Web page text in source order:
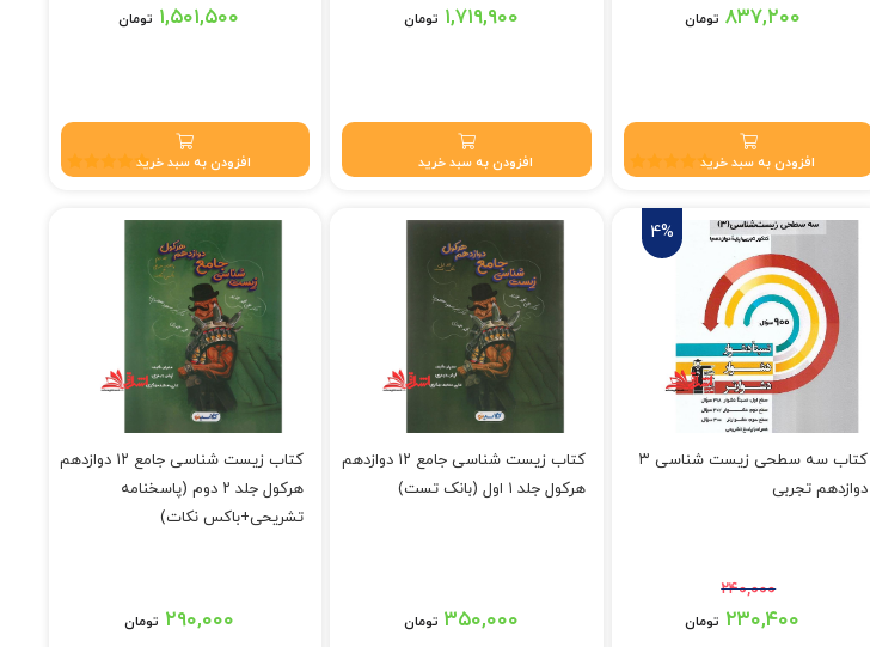
قیمت اصلی: ۹۲۰,۰۰۰ تومان بود.۸۳۷,۲۰۰ تومان
افزودن به سبد خرید
قیمت اصلی: ۱,۸۹۰,۰۰۰ تومان
۱,۷۱۹,۹۰۰ تومان
افزودن به سبد خرید
قیمت اصلی: ۱,۶۵۰,۰۰۰ تومان
۱,۵۰۱,۵۰۰ تومان
افزودن به سبد خرید
4%
کتاب سه سطحی زیست شناسی ۳
دوازدهم تجربی
۲۴۰,۰۰۰
قیمت اصلی: ۲۴۰,۰۰۰ تومان بود.۲۳۰,۴۰۰ تومان
کتاب زیست شناسی جامع ۱۲ دوازدهم
هرکول جلد ۱ اول (بانک تست)
۳۵۰,۰۰۰ تومان
کتاب زیست شناسی جامع ۱۲ دوازدهم
هرکول جلد ۲ دوم (پاسخنامه
تشریحی+باکس نکات)
۲۹۰,۰۰۰ تومان